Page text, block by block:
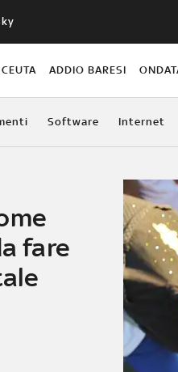
ADDIO BARESI
Software Internet
fare